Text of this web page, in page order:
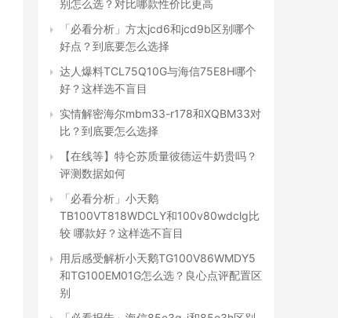
别怎么选？对比哪款性价比更高
「必看分析」方太jcd6和jcd9b区别哪个
好点？到底要怎么选择
达人爆料TCL75Q10G与海信75E8H哪个
好？这样选不盲目
实情解密海尔mbm33-r178和XQBM33对
比？到底要怎么选择
【在线等】特仑苏质量彼德运牛奶贵吗？
评测数据如何
「必看分析」小天鹅
TB100VT818WDCLY和100v80wdclg比
较 哪款好？这样选不盲目
用后感受解析小天鹅TG100V86WMDY5
和TG100EM01G怎么选？良心点评配置区
别